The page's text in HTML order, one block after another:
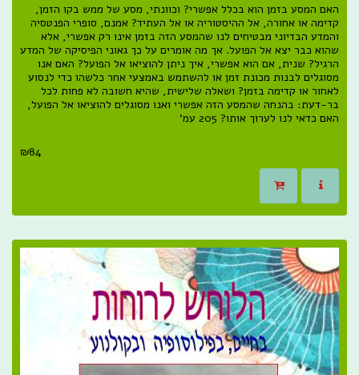
האם המסע בזמן הוא בכלל אפשרי? וכוונתי, מסע של ממש בקו הזמן,
קדימה או אחורה, אל ההיסטוריה או אל העתיד? אמנם, סופרי הפנטסיה
והמדע הבדיוני מבטיחים לנו שהמסע הזה בזמן אינו רק אפשרי, אלא
שהוא כבר יצא אל הפועל. אך מה אומרים על כך גאוני הפיסיקה של המדע
הרגיל? שנית, אם הוא אפשרי, איך ניתן להוציאו אל הפועל? האם אנו
מסוגלים לבנות מכונת זמן או להשתמש באמצעי אחר כלשהו כדי לנסוע
לאחור או קדימה בזמן? ושאלה שלישית, שהיא חשובה לא פחות לכל
בר-דעת: בהנחה שהמסע הזה אפשרי ואנו מסוגלים להוציאו אל הפועל,
האם כדאי לנו לערוך אותו? 205 עמ'
₪84